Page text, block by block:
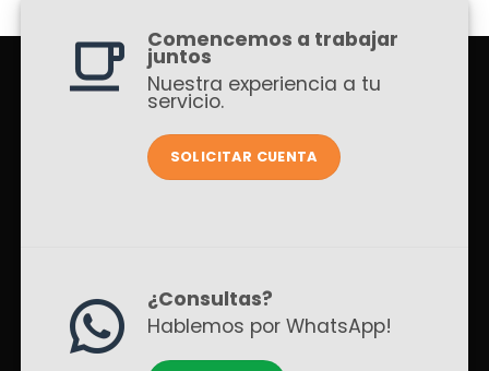
Comencemos a trabajar
juntos
Nuestra experiencia a tu
servicio.
SOLICITAR CUENTA
¿Consultas?
Hablemos por WhatsApp!